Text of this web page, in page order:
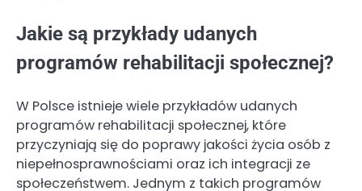
Jakie są przykłady udanych
programów rehabilitacji społecznej?
W Polsce istnieje wiele przykładów udanych
programów rehabilitacji społecznej, które
przyczyniają się do poprawy jakości życia osób z
niepełnosprawnościami oraz ich integracji ze
społeczeństwem. Jednym z takich programów